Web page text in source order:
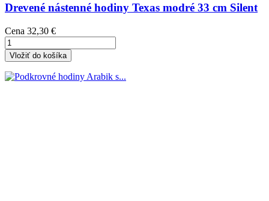
Drevené nástenné hodiny Texas modré 33 cm Silent
Cena 32,30 €
Vložiť do košíka